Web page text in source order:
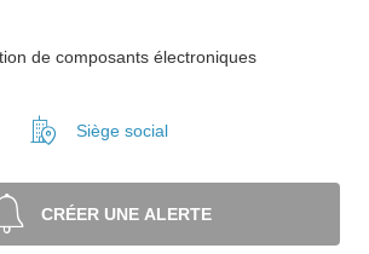
de composants électroniques
Siège social
CRÉER UNE ALERTE